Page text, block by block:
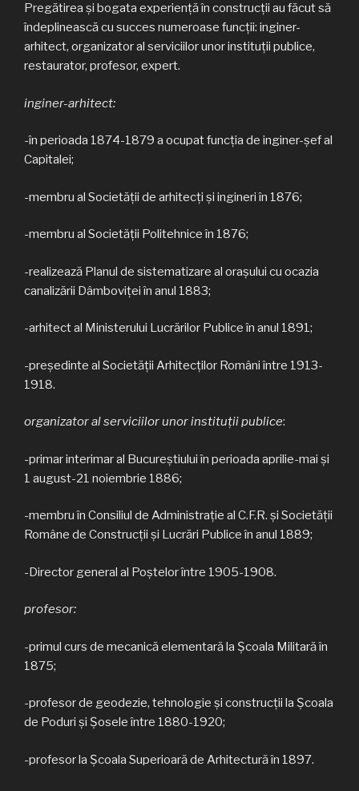
Pregătirea şi bogata experienţă în construcţii au făcut să
îndeplinească cu succes numeroase funcţii: inginer-
arhitect, organizator al serviciilor unor instituţii publice,
restaurator, profesor, expert.
inginer-arhitect:
-în perioada 1874-1879 a ocupat funcţia de inginer-şef al
Capitalei;
-membru al Societăţii de arhitecţi şi ingineri în 1876;
-membru al Societăţii Politehnice în 1876;
-realizează Planul de sistematizare al oraşului cu ocazia
canalizării Dâmboviţei în anul 1883;
-arhitect al Ministerului Lucrărilor Publice în anul 1891;
-preşedinte al Societăţii Arhitecţilor Români între 1913-
1918.
organizator al serviciilor unor instituţii publice:
-primar interimar al Bucureştiului în perioada aprilie-mai şi
1 august-21 noiembrie 1886;
-membru în Consiliul de Administraţie al C.F.R. şi Societăţii
Române de Construcţii şi Lucrări Publice în anul 1889;
-Director general al Poştelor între 1905-1908.
profesor:
-primul curs de mecanică elementară la Şcoala Militară în
1875;
-profesor de geodezie, tehnologie şi construcţii la Şcoala
de Poduri şi Şosele între 1880-1920;
-profesor la Şcoala Superioară de Arhitectură în 1897.